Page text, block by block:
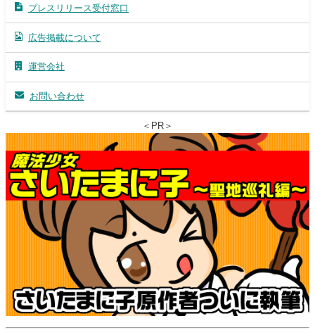
プレスリリース受付窓口
広告掲載について
運営会社
お問い合わせ
＜PR＞